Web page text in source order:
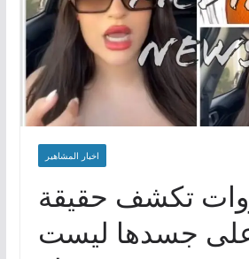
اخبار المشاهير
تكشف حقيقة
على جسدها ليست